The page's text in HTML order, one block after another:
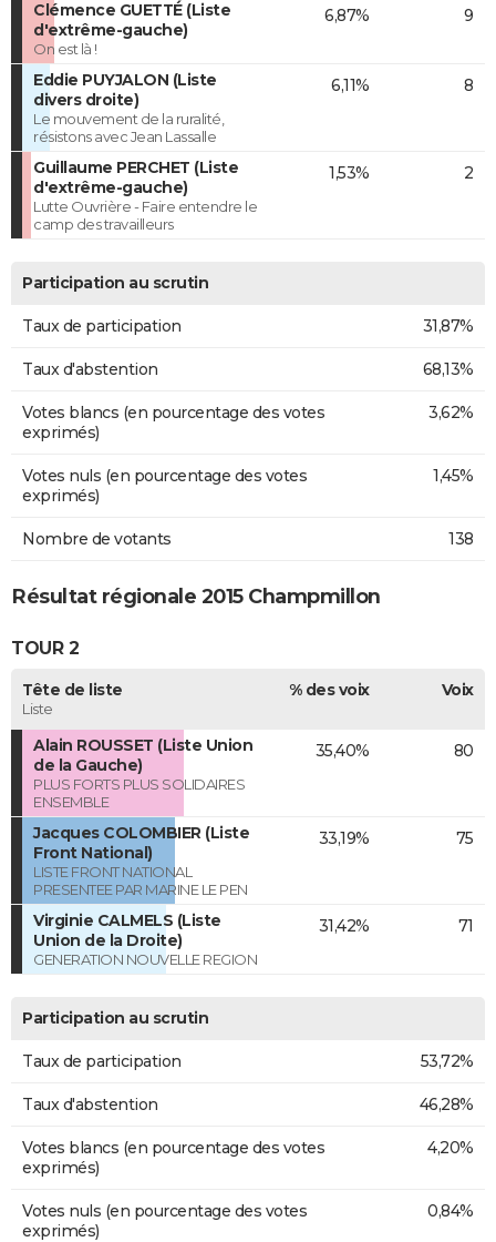
Clémence GUETTÉ (Liste
d'extrême-gauche)
On est là !
6,87% 9
Eddie PUYJALON (Liste
divers droite)
Le mouvement de la ruralité,
résistons avec Jean Lassalle
6,11% 8
Guillaume PERCHET (Liste
d'extrême-gauche)
Lutte Ouvrière - Faire entendre le
camp des travailleurs
1,53% 2
Participation au scrutin
Taux de participation 31,87%
Taux d'abstention 68,13%
Votes blancs (en pourcentage des votes
exprimés)
3,62%
Votes nuls (en pourcentage des votes
exprimés)
1,45%
Nombre de votants 138
Résultat régionale 2015 Champmillon
TOUR 2
Tête de liste
Liste
% des voix Voix
Alain ROUSSET (Liste Union
de la Gauche)
PLUS FORTS PLUS SOLIDAIRES
ENSEMBLE
35,40% 80
Jacques COLOMBIER (Liste
Front National)
LISTE FRONT NATIONAL
PRESENTEE PAR MARINE LE PEN
33,19% 75
Virginie CALMELS (Liste
Union de la Droite)
GENERATION NOUVELLE REGION
31,42% 71
Participation au scrutin
Taux de participation 53,72%
Taux d'abstention 46,28%
Votes blancs (en pourcentage des votes
exprimés)
4,20%
Votes nuls (en pourcentage des votes
exprimés)
0,84%